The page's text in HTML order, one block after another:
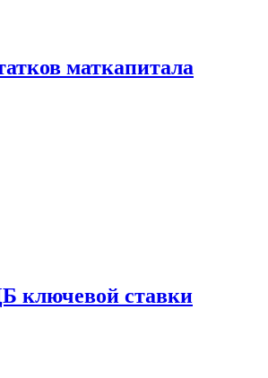
маткапитала
ключевой ставки